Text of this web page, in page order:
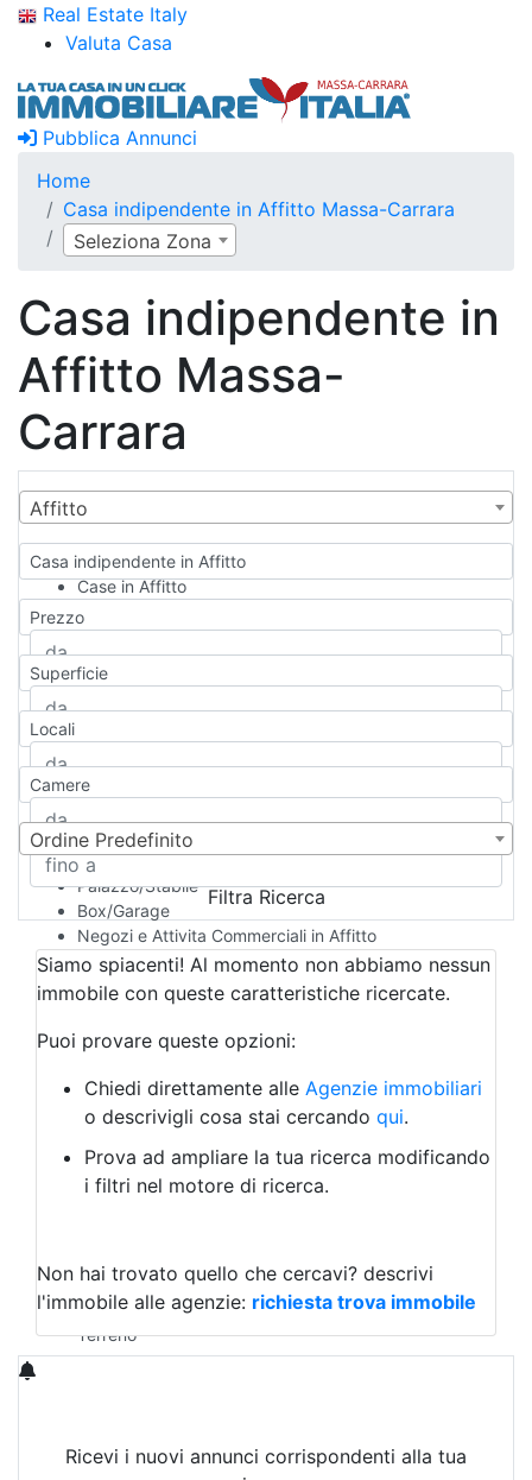
Real Estate Italy
Valuta Casa
Pubblica Annunci
Home
Casa indipendente in Affitto Massa-Carrara
Seleziona Zona
Casa indipendente in
Affitto Massa-
Carrara
Affitto
Casa indipendente in Affitto
Case in Affitto
Qualsiasi
Appartamento
Casa indipendente
Casa Semi-indipendente
Attico/Mansarda
Rustico/Casale
Camera d'Albergo
Multiproprietà
Palazzo/Stabile
Box/Garage
Negozi e Attivita Commerciali in Affitto
Qualsiasi
Attività/Licenza Commerciale
Azienda Agricola
Bar/Ristorante
Albergo
Laboratorio Artigianale
Negozio/locale commerciale
Agriturismo
Magazzini
Qualsiasi
Terreno edificabile
Terreno
Prezzo
Superficie
Locali
Camere
Ordine Predefinito
Filtra Ricerca
Siamo spiacenti! Al momento non abbiamo nessun
immobile con queste caratteristiche ricercate.
Puoi provare queste opzioni:
Chiedi direttamente alle Agenzie immobiliari
o descrivigli cosa stai cercando qui.
Prova ad ampliare la tua ricerca modificando
i filtri nel motore di ricerca.
Non hai trovato quello che cercavi? descrivi
l'immobile alle agenzie: richiesta trova immobile
Ricevi i nuovi annunci corrispondenti alla tua